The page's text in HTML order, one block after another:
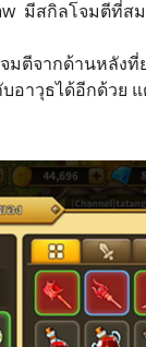
มีสกิลโจมตีที่ส
ตีจากด้านหลัง
อาวุธได้อีกด้วย